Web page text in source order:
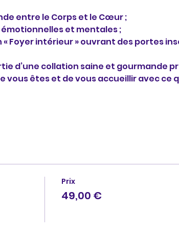
entre le Corps et le Cœur ;
et mentales ;
« Foyer intérieur » ouvrant des portes
d’une collation saine et gourmande
vous êtes et de vous accueillir avec ce
Prix
49,00 €